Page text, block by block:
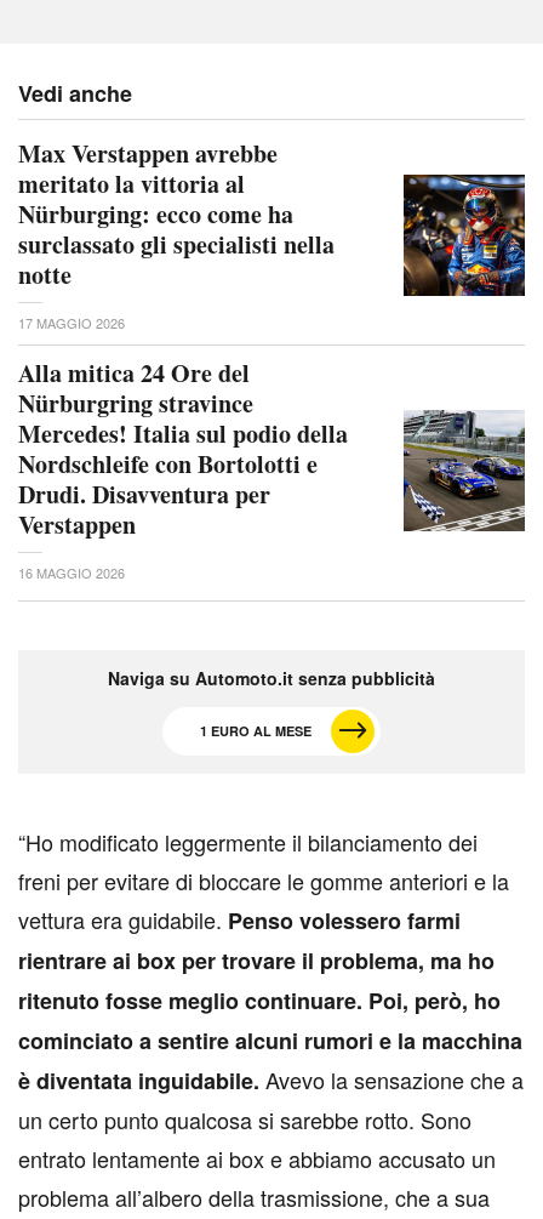
Vedi anche
Max Verstappen avrebbe
meritato la vittoria al
Nürburging: ecco come ha
surclassato gli specialisti nella
notte
17 MAGGIO 2026
Alla mitica 24 Ore del
Nürburgring stravince
Mercedes! Italia sul podio della
Nordschleife con Bortolotti e
Drudi. Disavventura per
Verstappen
16 MAGGIO 2026
Naviga su Automoto.it senza pubblicità
1 EURO AL MESE
“Ho modificato leggermente il bilanciamento dei
freni per evitare di bloccare le gomme anteriori e la
vettura era guidabile. Penso volessero farmi
rientrare ai box per trovare il problema, ma ho
ritenuto fosse meglio continuare. Poi, però, ho
cominciato a sentire alcuni rumori e la macchina
è diventata inguidabile. Avevo la sensazione che a
un certo punto qualcosa si sarebbe rotto. Sono
entrato lentamente ai box e abbiamo accusato un
problema all’albero della trasmissione, che a sua